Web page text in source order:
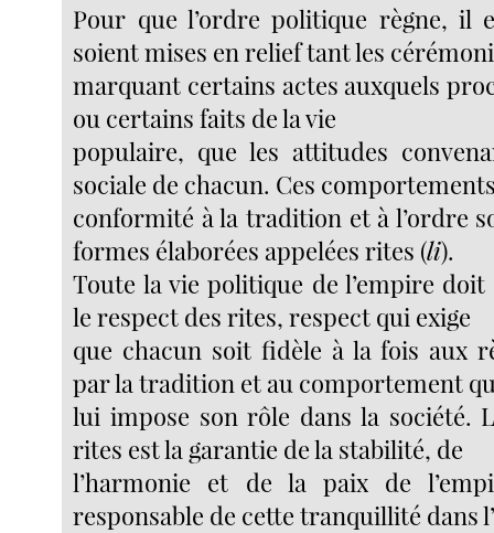
Pour que l’ordre politique règne, il
soient mises en relief tant les
marquant certains actes auxquels
ou certains faits de la vie
populaire, que les attitudes
sociale de chacun. Ces
conformité à la tradition et à l’ordre
formes élaborées appelées rites (li).
Toute la vie politique de l’empire
le respect des rites, respect qui exige
que chacun soit fidèle à la fois aux
par la tradition et au comportement
lui impose son rôle dans la société.
rites est la garantie de la stabilité, de
l’harmonie et de la paix de
responsable de cette tranquillité dans